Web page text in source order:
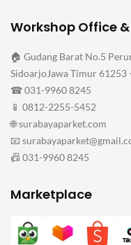
Workshop Office
🏠 Gudang Barat No.5
SidoarjoJawa Timur 61253
☎ 031-9960 8245
📱 0812-2255-5452
🌐 surabayaparket.com
📧
📠 031-9960 8245
Marketplace